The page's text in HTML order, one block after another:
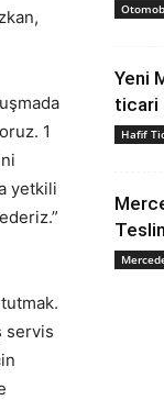
1
yetkili
servis
Yeni
ticari
Hafif